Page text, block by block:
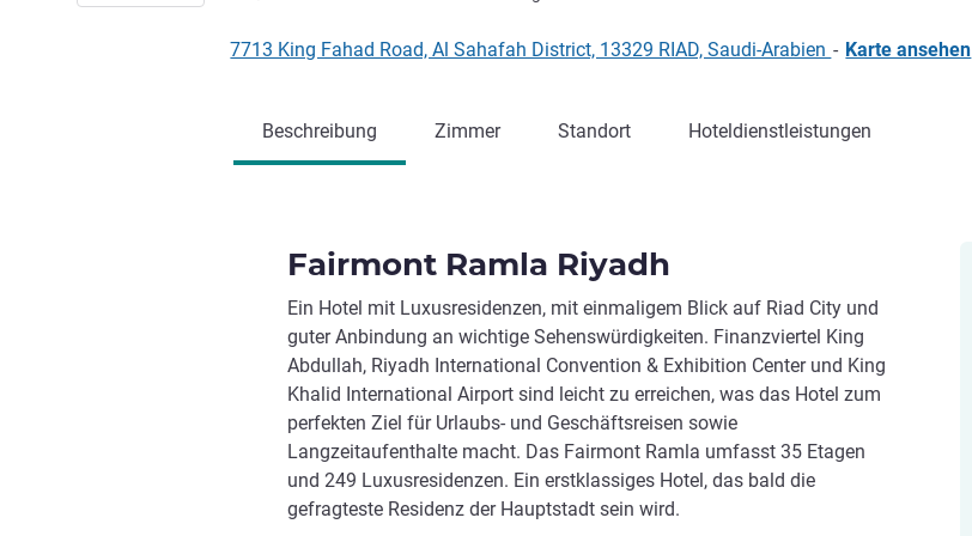
7713 King Fahad Road, Al Sahafah District, 13329 RIAD, Saudi-Arabien - Karte ansehen
Beschreibung Zimmer Standort Hoteldienstleistungen
Fairmont Ramla Riyadh
Ein Hotel mit Luxusresidenzen, mit einmaligem Blick auf Riad City und
guter Anbindung an wichtige Sehenswürdigkeiten. Finanzviertel King
Abdullah, Riyadh International Convention & Exhibition Center und King
Khalid International Airport sind leicht zu erreichen, was das Hotel zum
perfekten Ziel für Urlaubs- und Geschäftsreisen sowie
Langzeitaufenthalte macht. Das Fairmont Ramla umfasst 35 Etagen
und 249 Luxusresidenzen. Ein erstklassiges Hotel, das bald die
gefragteste Residenz der Hauptstadt sein wird.